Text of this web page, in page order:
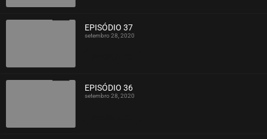
EPISÓDIO 37
setembro 28, 2020
EPISÓDIO 36
setembro 28, 2020